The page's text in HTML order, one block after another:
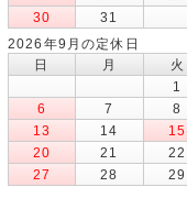
30
31
2026年9月の定休日
日
月 火
1
6
7 8
13
14 15
20
21 22
27
28 29